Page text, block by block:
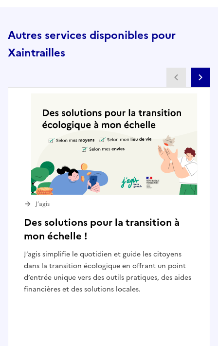
Autres services disponibles pour
Xaintrailles
Des solutions pour la transition à
mon échelle !
J’agis simplifie le quotidien et guide les citoyens
dans la transition écologique en offrant un point
d’entrée unique vers des outils pratiques, des aides
financières et des solutions locales.
J’agis